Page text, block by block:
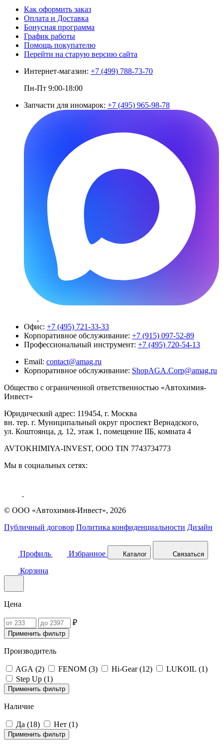
Как оформить заказ
Оплата и Доставка
Бонусная программа
График работы
Помощь покупателю
Перейти на старую версию сайта
Интернет-магазин: +7 (499) 788-73-70
Пн-Пт 9:00-18:00
Запчасти для иномарок: +7 (495) 965-98-78
Офис: +7 (495) 721-33-33
Корпоративное обслуживание: +7 (915) 097-52-89
Профессиональный инструмент: +7 (495) 720-54-13
Email: contact@amag.ru
Корпоративное обслуживание: ShopAGA.Corp@amag.ru
Общество с ограниченной ответственностью «Автохимия-
Инвест»
Юридический адрес: 119454, г. Москва
вн. тер. г. Муниципальный округ проспект Вернадского,
ул. Коштоянца, д. 12, этаж 1, помещение IIБ, комната 4
AVTOKHIMIYA-INVEST, OOO TIN 7743734773
Мы в социальных сетях:
© ООО «Автохимия-Инвест», 2026
Публичный договор Политика конфиденциальности Дизайн
Профиль Избранное Каталог Связаться
Корзина
Цена
₽
Применить фильтр
Производитель
AGA (2) FENOM (3) Hi-Gear (12) LUKOIL (1)
Step Up (1)
Применить фильтр
Наличие
Да (18) Нет (1)
Применить фильтр